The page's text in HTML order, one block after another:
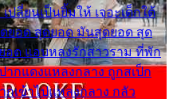
ลี่ยนเป็นยิ้มให้ เจอะเด็กใต้
ยอด สุดยอด มันสุดยอด สุด
ด แอบหลงรักสาวราม ที่พัก
ากแดงแหลงกลาง ถูกสเป็ก
กเข้าไปแหลงกลาง กลัว